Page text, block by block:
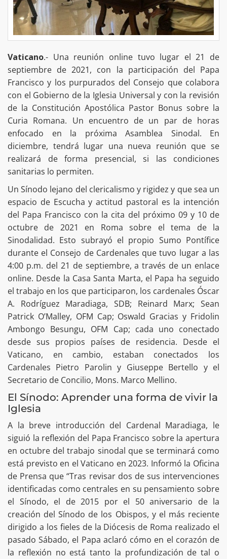
Vaticano.- Una reunión online tuvo lugar el 21 de
septiembre de 2021, con la participación del Papa
Francisco y los purpurados del Consejo que colabora
con el Gobierno de la Iglesia Universal y con la revisión
de la Constitución Apostólica Pastor Bonus sobre la
Curia Romana. Un encuentro de un par de horas
enfocado en la próxima Asamblea Sinodal. En
diciembre, tendrá lugar una nueva reunión que se
realizará de forma presencial, si las condiciones
sanitarias lo permiten.
Un Sínodo lejano del clericalismo y rigidez y que sea un
espacio de Escucha y actitud pastoral es la intención
del Papa Francisco con la cita del próximo 09 y 10 de
octubre de 2021 en Roma sobre el tema de la
Sinodalidad. Esto subrayó el propio Sumo Pontífice
durante el Consejo de Cardenales que tuvo lugar a las
4:00 p.m. del 21 de septiembre, a través de un enlace
online. Desde la Casa Santa Marta, el Papa ha seguido
el trabajo en los que participaron, los cardenales Óscar
A. Rodríguez Maradiaga, SDB; Reinard Marx; Sean
Patrick O’Malley, OFM Cap; Oswald Gracias y Fridolin
Ambongo Besungu, OFM Cap; cada uno conectado
desde sus propios países de residencia. Desde el
Vaticano, en cambio, estaban conectados los
Cardenales Pietro Parolin y Giuseppe Bertello y el
Secretario de Concilio, Mons. Marco Mellino.
El Sínodo: Aprender una forma de vivir la
Iglesia
A la breve introducción del Cardenal Maradiaga, le
siguió la reflexión del Papa Francisco sobre la apertura
en octubre del trabajo sinodal que se terminará como
está previsto en el Vaticano en 2023. Informó la Oficina
de Prensa que “Tras revisar dos de sus intervenciones
identificadas como centrales en su pensamiento sobre
el Sínodo, el de 2015 por el 50 aniversario de la
creación del Sínodo de los Obispos, y el más reciente
dirigido a los fieles de la Diócesis de Roma realizado el
pasado Sábado, el Papa aclaró cómo en el corazón de
la reflexión no está tanto la profundización de tal o